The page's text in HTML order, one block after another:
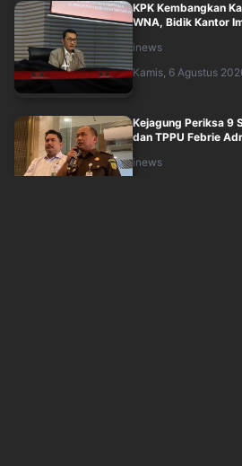
KPK Kembangkan
WNA, Bidik Kantor
inews
Kamis, 6 Agustus
Kejagung Periksa 9
dan TPPU Febrie
inews